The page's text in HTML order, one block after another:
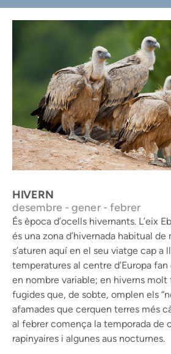
HIVERN
desembre - gener - febrer
És època d’ocells hivernants. L’eix
és una zona d’hivernada habitual
s’aturen aquí en el seu viatge cap a
temperatures al centre d’Europa
en nombre variable; en hiverns molt
fugides que, de sobte, omplen els
afamades que cerquen terres més
al febrer comença la temporada de
rapinyaires i algunes aus nocturnes.